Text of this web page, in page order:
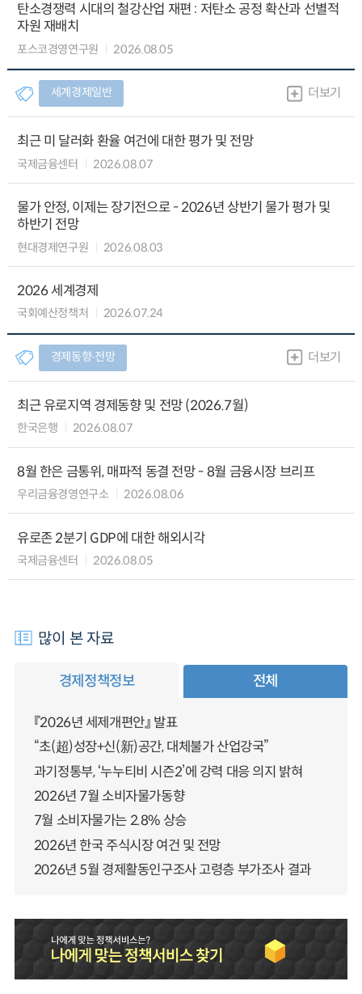
탄소경쟁력 시대의 철강산업 재편 : 저탄소 공정 확산과 선별적
자원 재배치
포스코경영연구원 2026.08.05
세계경제일반 더보기
최근 미 달러화 환율 여건에 대한 평가 및 전망
국제금융센터 2026.08.07
물가 안정, 이제는 장기전으로 - 2026년 상반기 물가 평가 및
하반기 전망
현대경제연구원 2026.08.03
2026 세계경제
국회예산정책처 2026.07.24
경제동향∙전망 더보기
최근 유로지역 경제동향 및 전망 (2026.7월)
한국은행 2026.08.07
8월 한은 금통위, 매파적 동결 전망 - 8월 금융시장 브리프
우리금융경영연구소 2026.08.06
유로존 2분기 GDP에 대한 해외시각
국제금융센터 2026.08.05
많이 본 자료
경제정책정보 전체
『2026년 세제개편안』 발표
“초(超)성장+신(新)공간, 대체불가 산업강국”
과기정통부, ‘누누티비 시즌2’에 강력 대응 의지 밝혀
2026년 7월 소비자물가동향
7월 소비자물가는 2.8% 상승
2026년 한국 주식시장 여건 및 전망
2026년 5월 경제활동인구조사 고령층 부가조사 결과